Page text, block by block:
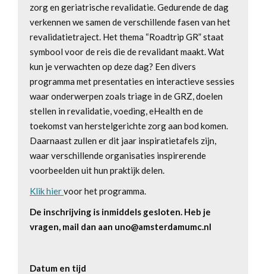
zorg en geriatrische revalidatie. Gedurende de dag
verkennen we samen de verschillende fasen van het
revalidatietraject. Het thema “Roadtrip GR” staat
symbool voor de reis die de revalidant maakt. Wat
kun je verwachten op deze dag? Een divers
programma met presentaties en interactieve sessies
waar onderwerpen zoals triage in de GRZ, doelen
stellen in revalidatie, voeding, eHealth en de
toekomst van herstelgerichte zorg aan bod komen.
Daarnaast zullen er dit jaar inspiratietafels zijn,
waar verschillende organisaties inspirerende
voorbeelden uit hun praktijk delen.
Klik hiervoor het programma.
De inschrijving is inmiddels gesloten. Heb je
vragen, mail dan aan uno@amsterdamumc.nl
Datum en tijd